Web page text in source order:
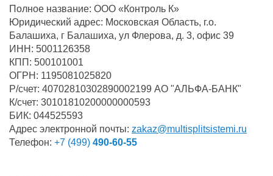
Полное название: ООО «Контроль К»
Юридический адрес: Московская Область, г.о.
Балашиха, г Балашиха, ул Флерова, д. 3, офис 39
ИНН: 5001126358
КПП: 500101001
ОГРН: 1195081025820
Р/счет: 40702810302890002199 АО "АЛЬФА-БАНК"
К/счет: 30101810200000000593
БИК: 044525593
Адрес электронной почты: zakaz@multisplitsistemi.ru
Телефон: +7 (499) 490-60-55